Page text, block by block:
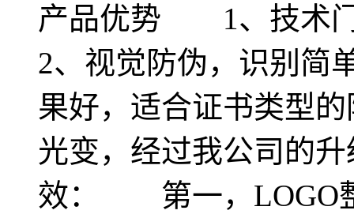
产品优势 1、技术
2、视觉防伪，识别
果好，适合证书类型
光变，经过我公司的
效： 第一，LOGO